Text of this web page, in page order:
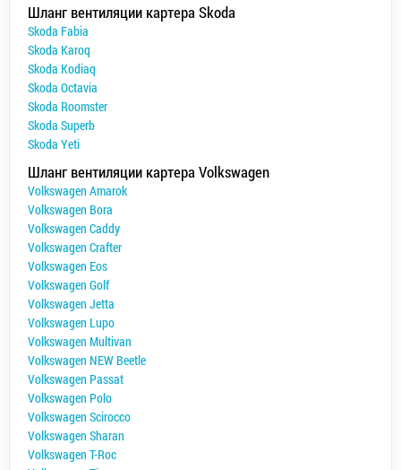
Шланг вентиляции картера Skoda
Skoda Fabia
Skoda Karoq
Skoda Kodiaq
Skoda Octavia
Skoda Roomster
Skoda Superb
Skoda Yeti
Шланг вентиляции картера Volkswagen
Volkswagen Amarok
Volkswagen Bora
Volkswagen Caddy
Volkswagen Crafter
Volkswagen Eos
Volkswagen Golf
Volkswagen Jetta
Volkswagen Lupo
Volkswagen Multivan
Volkswagen NEW Beetle
Volkswagen Passat
Volkswagen Polo
Volkswagen Scirocco
Volkswagen Sharan
Volkswagen T-Roc